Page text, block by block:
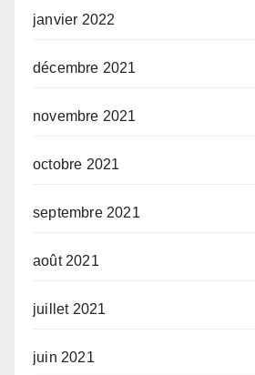
janvier 2022
décembre 2021
novembre 2021
octobre 2021
septembre 2021
août 2021
juillet 2021
juin 2021